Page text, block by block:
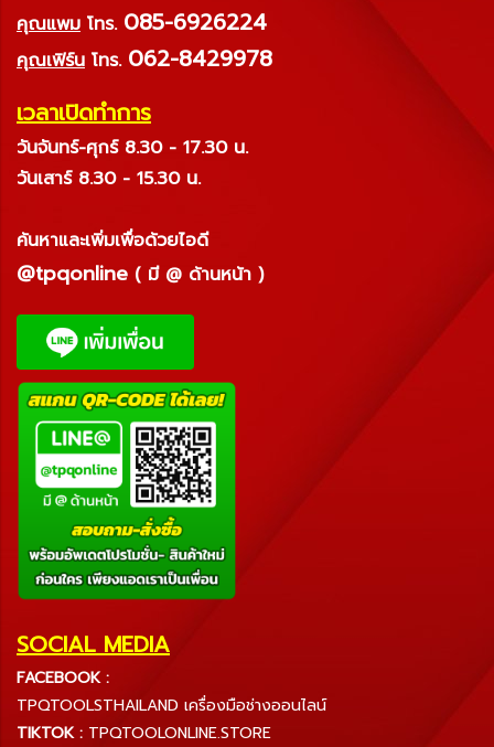
คุณแพม โทร. 085-6926224
คุณเฟิร์น โทร. 062-8429978
เวลาเปิดทำการ
วันจันทร์-ศุกร์ 8.30 - 17.30 น.
วันเสาร์ 8.30 - 15.30 น.
ค้นหาและเพิ่มเพื่อด้วยไอดี
@tpqonline ( มี @ ด้านหน้า )
SOCIAL MEDIA
FACEBOOK :
TPQTOOLSTHAILAND เครื่องมือช่างออนไลน์
TIKTOK : TPQTOOLONLINE.STORE